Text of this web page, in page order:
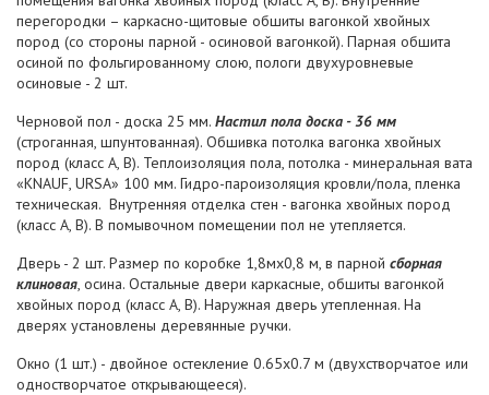
перегородки – каркасно-щитовые обшиты вагонкой хвойных
пород (со стороны парной - осиновой вагонкой). Парная обшита
осиной по фольгированному слою, пологи двухуровневые
осиновые - 2 шт.
Черновой пол - доска 25 мм. Настил пола доска - 36 мм
(строганная, шпунтованная). Обшивка потолка вагонка хвойных
пород (класс А, В). Теплоизоляция пола, потолка - минеральная вата
«KNAUF, URSA» 100 мм. Гидро-пароизоляция кровли/пола, пленка
техническая. Внутренняя отделка стен - вагонка хвойных пород
(класс А, В). В помывочном помещении пол не утепляется.
Дверь - 2 шт. Размер по коробке 1,8мх0,8 м, в парной сборная
клиновая, осина. Остальные двери каркасные, обшиты вагонкой
хвойных пород (класс А, В). Наружная дверь утепленная. На
дверях установлены деревянные ручки.
Окно (1 шт.) - двойное остекление 0.65х0.7 м (двухстворчатое или
одностворчатое открывающееся).